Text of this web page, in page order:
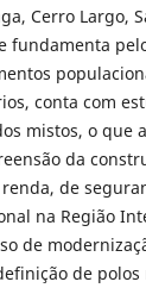
Cerro Largo,
fundamenta
conta com
mistos, o que
da
de
na Região
de
de